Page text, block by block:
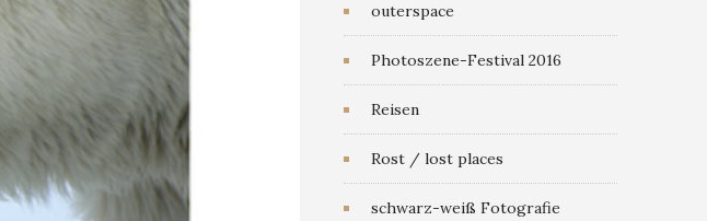
outerspace
Photoszene-Festival 2016
Reisen
Rost / lost places
schwarz-weiß Fotografie